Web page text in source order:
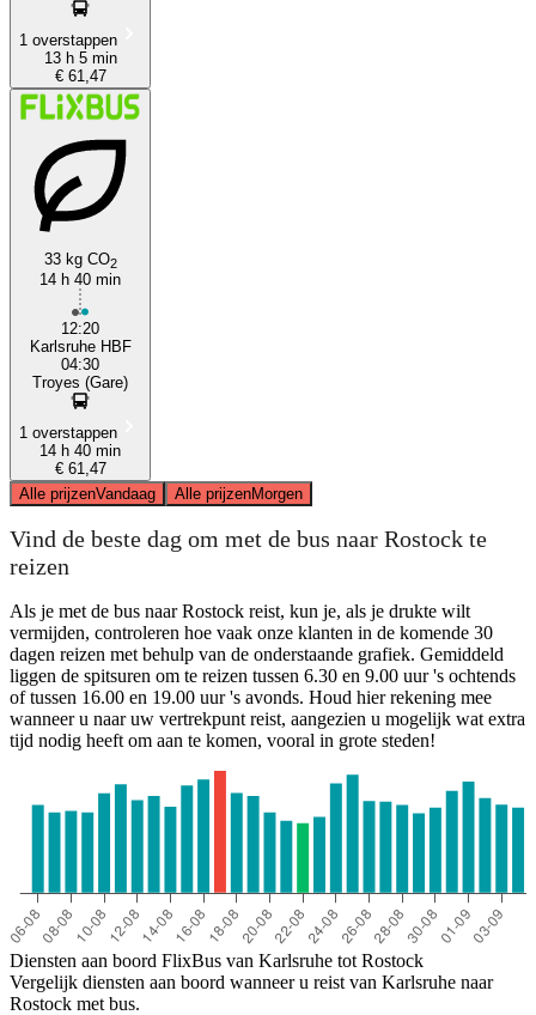
1 overstappen
13 h 5 min
€ 61,47
33 kg CO2
14 h 40 min
12:20
Karlsruhe HBF
04:30
Troyes (Gare)
1 overstappen
14 h 40 min
€ 61,47
Alle prijzenVandaag Alle prijzenMorgen
Vind de beste dag om met de bus naar Rostock te
reizen
Als je met de bus naar Rostock reist, kun je, als je drukte wilt
vermijden, controleren hoe vaak onze klanten in de komende 30
dagen reizen met behulp van de onderstaande grafiek. Gemiddeld
liggen de spitsuren om te reizen tussen 6.30 en 9.00 uur 's ochtends
of tussen 16.00 en 19.00 uur 's avonds. Houd hier rekening mee
wanneer u naar uw vertrekpunt reist, aangezien u mogelijk wat extra
tijd nodig heeft om aan te komen, vooral in grote steden!
Diensten aan boord FlixBus van Karlsruhe tot Rostock
Vergelijk diensten aan boord wanneer u reist van Karlsruhe naar
Rostock met bus.